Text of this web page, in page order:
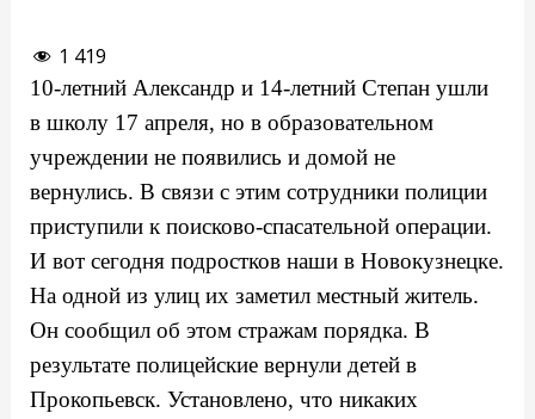
1 419
10-летний Александр и 14-летний Степан ушли
в школу 17 апреля, но в образовательном
учреждении не появились и домой не
вернулись. В связи с этим сотрудники полиции
приступили к поисково-спасательной операции.
И вот сегодня подростков наши в Новокузнецке.
На одной из улиц их заметил местный житель.
Он сообщил об этом стражам порядка. В
результате полицейские вернули детей в
Прокопьевск. Установлено, что никаких